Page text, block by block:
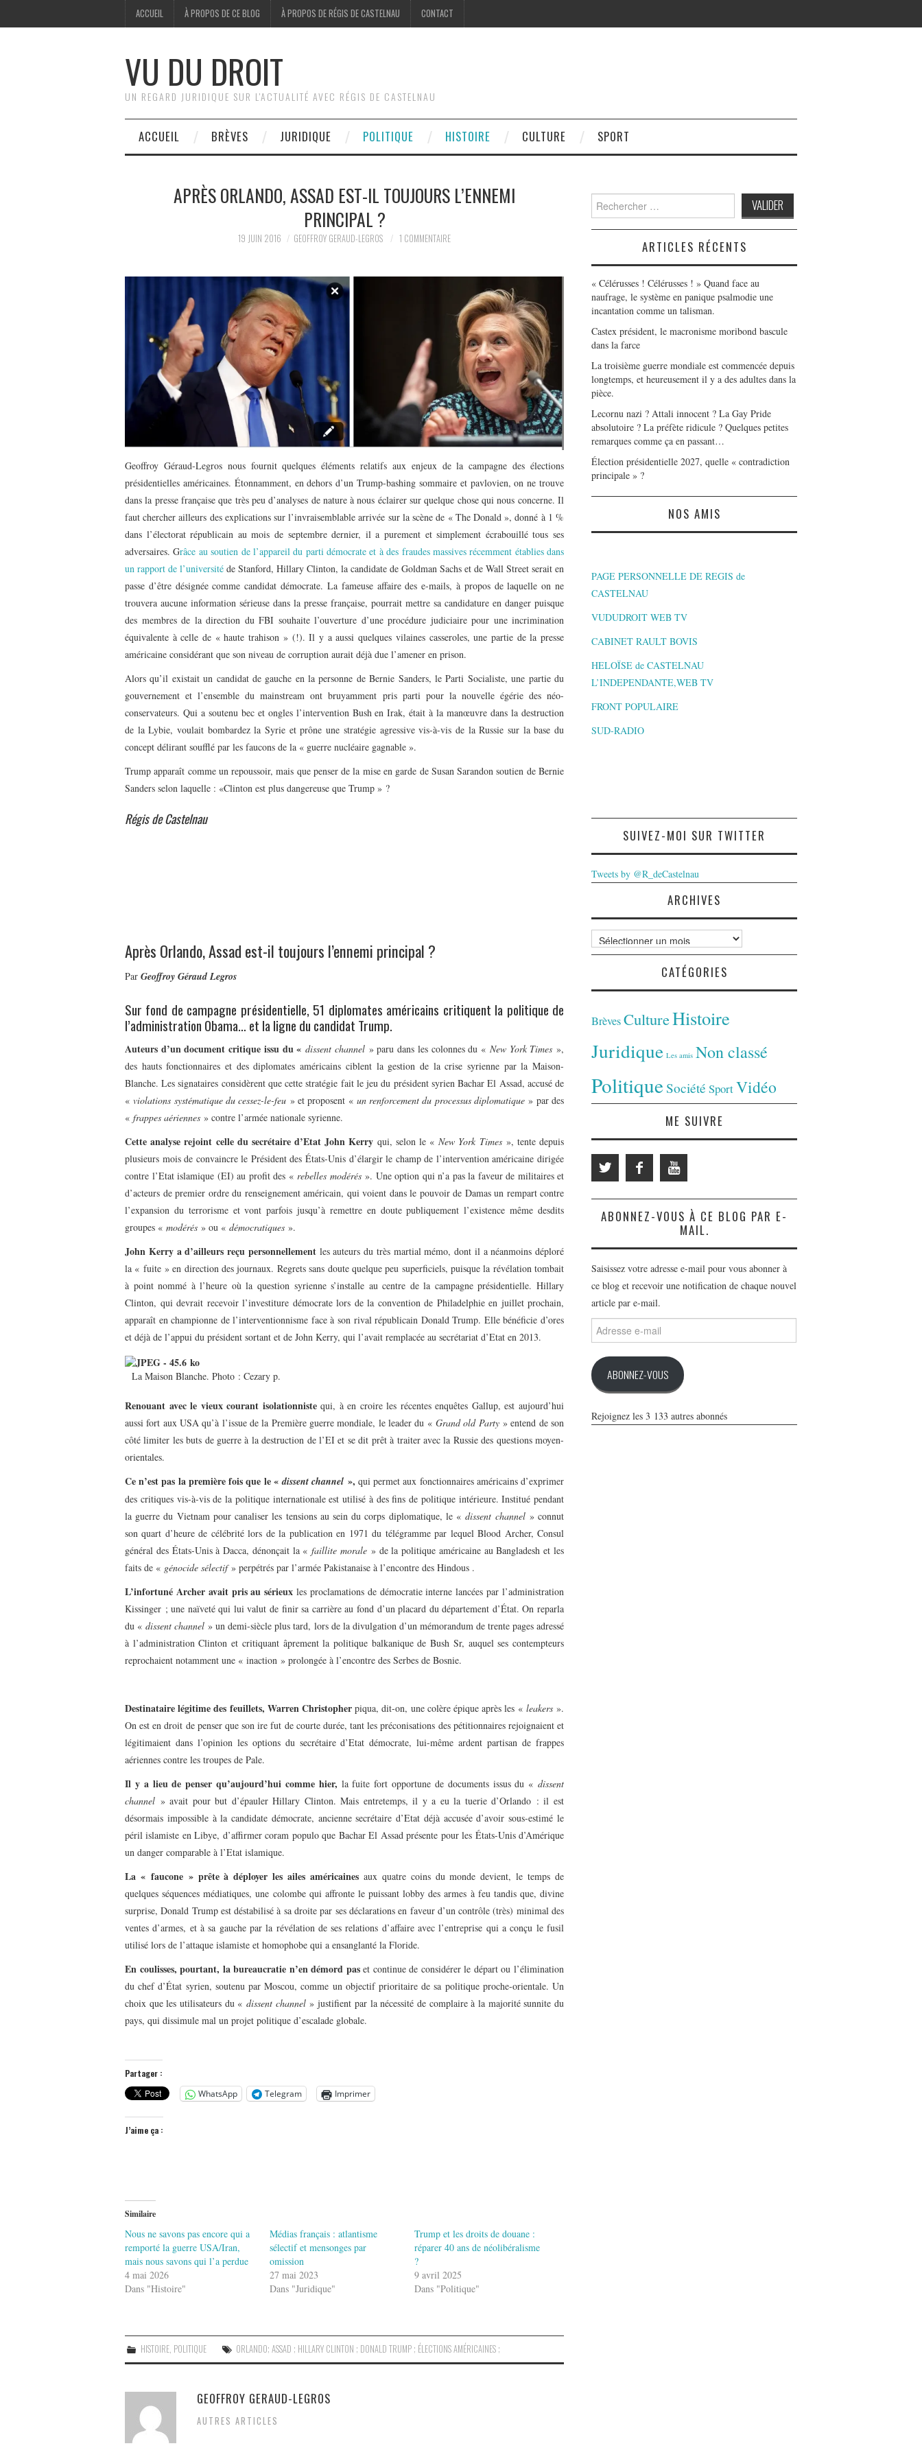
ACCUEIL À PROPOS DE CE BLOG À PROPOS DE RÉGIS DE CASTELNAU CONTACT
VU DU DROIT
UN REGARD JURIDIQUE SUR L'ACTUALITÉ AVEC RÉGIS DE CASTELNAU
ACCUEIL BRÈVES JURIDIQUE POLITIQUE HISTOIRE CULTURE SPORT
APRÈS ORLANDO, ASSAD EST-IL TOUJOURS L’ENNEMI
PRINCIPAL ?
19 JUIN 2016 GEOFFROY GERAUD-LEGROS 1 COMMENTAIRE
Geoffroy Géraud-Legros nous fournit quelques éléments relatifs aux enjeux de la campagne des élections
présidentielles américaines. Étonnamment, en dehors d’un Trump-bashing sommaire et pavlovien, on ne trouve
dans la presse française que très peu d’analyses de nature à nous éclairer sur quelque chose qui nous concerne. Il
faut chercher ailleurs des explications sur l’invraisemblable arrivée sur la scène de « The Donald », donné à 1 %
dans l’électorat républicain au mois de septembre dernier, il a purement et simplement écrabouillé tous ses
adversaires. Grâce au soutien de l’appareil du parti démocrate et à des fraudes massives récemment établies dans
un rapport de l’université de Stanford, Hillary Clinton, la candidate de Goldman Sachs et de Wall Street serait en
passe d’être désignée comme candidat démocrate. La fameuse affaire des e-mails, à propos de laquelle on ne
trouvera aucune information sérieuse dans la presse française, pourrait mettre sa candidature en danger puisque
des membres de la direction du FBI souhaite l’ouverture d’une procédure judiciaire pour une incrimination
équivalente à celle de « haute trahison » (!). Il y a aussi quelques vilaines casseroles, une partie de la presse
américaine considérant que son niveau de corruption aurait déjà due l’amener en prison.
Alors qu’il existait un candidat de gauche en la personne de Bernie Sanders, le Parti Socialiste, une partie du
gouvernement et l’ensemble du mainstream ont bruyamment pris parti pour la nouvelle égérie des néo-
conservateurs. Qui a soutenu bec et ongles l’intervention Bush en Irak, était à la manœuvre dans la destruction
de la Lybie, voulait bombardez la Syrie et prône une stratégie agressive vis-à-vis de la Russie sur la base du
concept délirant soufflé par les faucons de la « guerre nucléaire gagnable ».
Trump apparaît comme un repoussoir, mais que penser de la mise en garde de Susan Sarandon soutien de Bernie
Sanders selon laquelle : «Clinton est plus dangereuse que Trump » ?
Régis de Castelnau
Après Orlando, Assad est-il toujours l’ennemi principal ?
Par Geoffroy Géraud Legros
Sur fond de campagne présidentielle, 51 diplomates américains critiquent la politique de
l’administration Obama… et la ligne du candidat Trump.
Auteurs d’un document critique issu du «dissent channel» paru dans les colonnes du « New York Times »,
des hauts fonctionnaires et des diplomates américains ciblent la gestion de la crise syrienne par la Maison-
Blanche. Les signataires considèrent que cette stratégie fait le jeu du président syrien Bachar El Assad, accusé de
«violations systématique du cessez-le-feu » et proposent « un renforcement du processus diplomatique » par des
« frappes aériennes » contre l’armée nationale syrienne.
Cette analyse rejoint celle du secrétaire d’Etat John Kerry qui, selon le «New York Times», tente depuis
plusieurs mois de convaincre le Président des États-Unis d’élargir le champ de l’intervention américaine dirigée
contre l’Etat islamique (EI) au profit des « rebelles modérés». Une option qui n’a pas la faveur de militaires et
d’acteurs de premier ordre du renseignement américain, qui voient dans le pouvoir de Damas un rempart contre
l’expansion du terrorisme et vont parfois jusqu’à remettre en doute publiquement l’existence même desdits
groupes « modérés » ou « démocratiques ».
John Kerry a d’ailleurs reçu personnellementles auteurs du très martial mémo, dont il a néanmoins déploré
la « fuite » en direction des journaux. Regrets sans doute quelque peu superficiels, puisque la révélation tombait
à point nommé à l’heure où la question syrienne s’installe au centre de la campagne présidentielle. Hillary
Clinton, qui devrait recevoir l’investiture démocrate lors de la convention de Philadelphie en juillet prochain,
apparaît en championne de l’interventionnisme face à son rival républicain Donald Trump. Elle bénéficie d’ores
et déjà de l’appui du président sortant et de John Kerry, qui l’avait remplacée au secrétariat d’Etat en 2013.
La Maison Blanche. Photo : Cezary p.
Renouant avec le vieux courant isolationnistequi, à en croire les récentes enquêtes Gallup, est aujourd’hui
aussi fort aux USA qu’à l’issue de la Première guerre mondiale, le leader du « Grand old Party» entend de son
côté limiter les buts de guerre à la destruction de l’EI et se dit prêt à traiter avec la Russie des questions moyen-
orientales.
Ce n’est pas la première fois que le «dissent channel », qui permet aux fonctionnaires américains d’exprimer
des critiques vis-à-vis de la politique internationale est utilisé à des fins de politique intérieure. Institué pendant
la guerre du Vietnam pour canaliser les tensions au sein du corps diplomatique, le «dissent channel» connut
son quart d’heure de célébrité lors de la publication en 1971 du télégramme par lequel Blood Archer, Consul
général des États-Unis à Dacca, dénonçait la «faillite morale » de la politique américaine au Bangladesh et les
faits de « génocide sélectif» perpétrés par l’armée Pakistanaise à l’encontre des Hindous .
L’infortuné Archer avait pris au sérieux les proclamations de démocratie interne lancées par l’administration
Kissinger ; une naïveté qui lui valut de finir sa carrière au fond d’un placard du département d’État. On reparla
du «dissent channel » un demi-siècle plus tard, lors de la divulgation d’un mémorandum de trente pages adressé
à l’administration Clinton et critiquant âprement la politique balkanique de Bush Sr, auquel ses contempteurs
reprochaient notamment une « inaction » prolongée à l’encontre des Serbes de Bosnie.
Destinataire légitime des feuillets, Warren Christopher piqua, dit-on, une colère épique après les « leakers».
On est en droit de penser que son ire fut de courte durée, tant les préconisations des pétitionnaires rejoignaient et
légitimaient dans l’opinion les options du secrétaire d’Etat démocrate, lui-même ardent partisan de frappes
aériennes contre les troupes de Pale.
Il y a lieu de penser qu’aujourd’hui comme hier, la fuite fort opportune de documents issus du «dissent
channel » avait pour but d’épauler Hillary Clinton. Mais entretemps, il y a eu la tuerie d’Orlando : il est
désormais impossible à la candidate démocrate, ancienne secrétaire d’Etat déjà accusée d’avoir sous-estimé le
péril islamiste en Libye, d’affirmer coram populo que Bachar El Assad présente pour les États-Unis d’Amérique
un danger comparable à l’Etat islamique.
La « faucone » prête à déployer les ailes américaines aux quatre coins du monde devient, le temps de
quelques séquences médiatiques, une colombe qui affronte le puissant lobby des armes à feu tandis que, divine
surprise, Donald Trump est déstabilisé à sa droite par ses déclarations en faveur d’un contrôle (très) minimal des
ventes d’armes, et à sa gauche par la révélation de ses relations d’affaire avec l’entreprise qui a conçu le fusil
utilisé lors de l’attaque islamiste et homophobe qui a ensanglanté la Floride.
En coulisses, pourtant, la bureaucratie n’en démord paset continue de considérer le départ ou l’élimination
du chef d’État syrien, soutenu par Moscou, comme un objectif prioritaire de sa politique proche-orientale. Un
choix que les utilisateurs du «dissent channel» justifient par la nécessité de complaire à la majorité sunnite du
pays, qui dissimule mal un projet politique d’escalade globale.
Partager :
WhatsApp
Telegram Imprimer
J’aime ça :
Similaire
Nous ne savons pas encore qui a
remporté la guerre USA/Iran,
mais nous savons qui l’a perdue
4 mai 2026
Dans "Histoire"
Médias français : atlantisme
sélectif et mensonges par
omission
27 mai 2023
Dans "Juridique"
Trump et les droits de douane :
réparer 40 ans de néolibéralisme
?
9 avril 2025
Dans "Politique"
HISTOIRE, POLITIQUE ORLANDO; ASSAD ; HILLARY CLINTON ; DONALD TRUMP ; ÉLECTIONS AMÉRICAINES ;
GEOFFROY GERAUD-LEGROS
AUTRES ARTICLES
Search
for:
ARTICLES RÉCENTS
« Célérusses ! Célérusses ! » Quand face au
naufrage, le système en panique psalmodie une
incantation comme un talisman.
Castex président, le macronisme moribond bascule
dans la farce
La troisième guerre mondiale est commencée depuis
longtemps, et heureusement il y a des adultes dans la
pièce.
Lecornu nazi ? Attali innocent ? La Gay Pride
absolutoire ? La préfète ridicule ? Quelques petites
remarques comme ça en passant…
Élection présidentielle 2027, quelle « contradiction
principale » ?
NOS AMIS
PAGE PERSONNELLE DE REGIS de
CASTELNAU
VUDUDROIT WEB TV
CABINET RAULT BOVIS
HELOÏSE de CASTELNAU
L’INDEPENDANTE,WEB TV
FRONT POPULAIRE
SUD-RADIO
SUIVEZ-MOI SUR TWITTER
Tweets by @R_deCastelnau
ARCHIVES
Archives
CATÉGORIES
BrèvesCultureHistoire
Juridique Les amis Non classé
PolitiqueSociété SportVidéo
ME SUIVRE
ABONNEZ-VOUS À CE BLOG PAR E-
MAIL.
Saisissez votre adresse e-mail pour vous abonner à
ce blog et recevoir une notification de chaque nouvel
article par e-mail.
Adresse
e-
ABONNEZ-VOUS
Rejoignez les 3 133 autres abonnés